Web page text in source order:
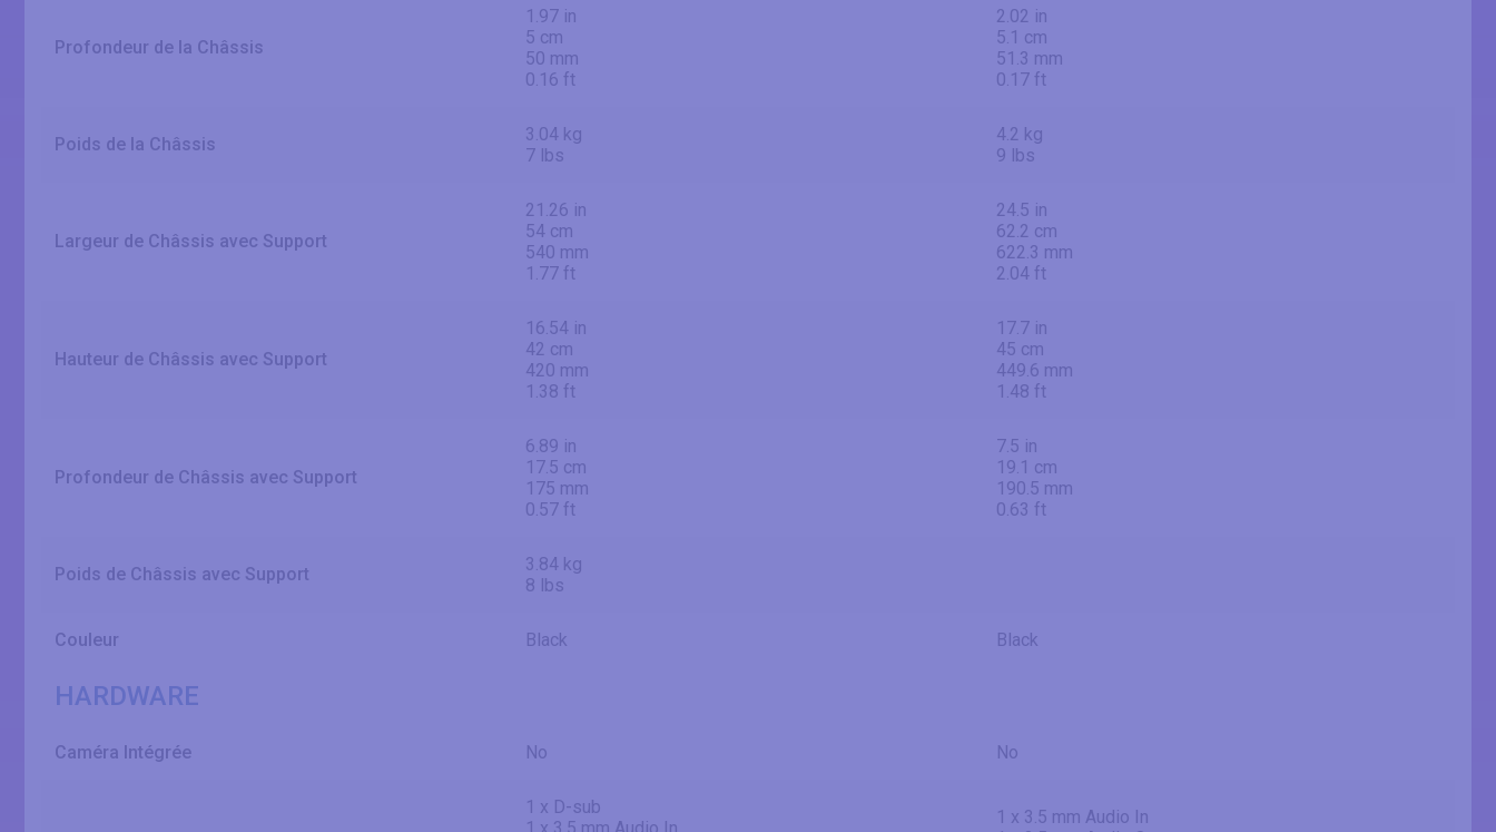
Profondeur de la Châssis
1.97 in
5 cm
50 mm
0.16 ft
2.02 in
5.1 cm
51.3 mm
0.17 ft
Poids de la Châssis
3.04 kg
7 lbs
4.2 kg
9 lbs
Largeur de Châssis avec Support
21.26 in
54 cm
540 mm
1.77 ft
24.5 in
62.2 cm
622.3 mm
2.04 ft
Hauteur de Châssis avec Support
16.54 in
42 cm
420 mm
1.38 ft
17.7 in
45 cm
449.6 mm
1.48 ft
Profondeur de Châssis avec Support
6.89 in
17.5 cm
175 mm
0.57 ft
7.5 in
19.1 cm
190.5 mm
0.63 ft
Poids de Châssis avec Support
3.84 kg
8 lbs
Couleur Black Black
HARDWARE
Caméra Intégrée No No
1 x D-sub
1 x 3.5 mm Audio In